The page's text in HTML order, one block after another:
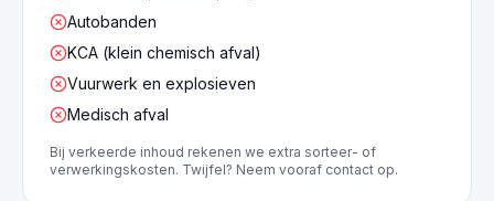
Autobanden
KCA (klein chemisch afval)
Vuurwerk en explosieven
Medisch afval
Bij verkeerde inhoud rekenen we extra sorteer- of
verwerkingskosten. Twijfel? Neem vooraf contact op.